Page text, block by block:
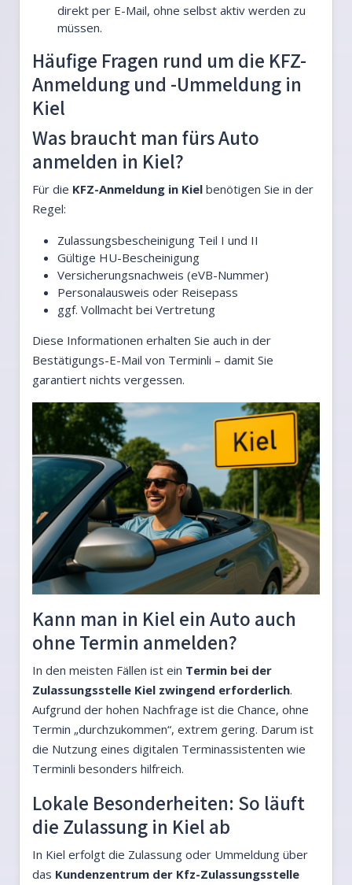
direkt per E-Mail, ohne selbst aktiv werden zu
müssen.
Häufige Fragen rund um die KFZ-
Anmeldung und -Ummeldung in
Kiel
Was braucht man fürs Auto
anmelden in Kiel?
Für die KFZ-Anmeldung in Kiel benötigen Sie in der
Regel:
Zulassungsbescheinigung Teil I und II
Gültige HU-Bescheinigung
Versicherungsnachweis (eVB-Nummer)
Personalausweis oder Reisepass
ggf. Vollmacht bei Vertretung
Diese Informationen erhalten Sie auch in der
Bestätigungs-E-Mail von Terminli – damit Sie
garantiert nichts vergessen.
Kann man in Kiel ein Auto auch
ohne Termin anmelden?
In den meisten Fällen ist ein Termin bei der
Zulassungsstelle Kiel zwingend erforderlich.
Aufgrund der hohen Nachfrage ist die Chance, ohne
Termin „durchzukommen“, extrem gering. Darum ist
die Nutzung eines digitalen Terminassistenten wie
Terminli besonders hilfreich.
Lokale Besonderheiten: So läuft
die Zulassung in Kiel ab
In Kiel erfolgt die Zulassung oder Ummeldung über
das Kundenzentrum der Kfz-Zulassungsstelle